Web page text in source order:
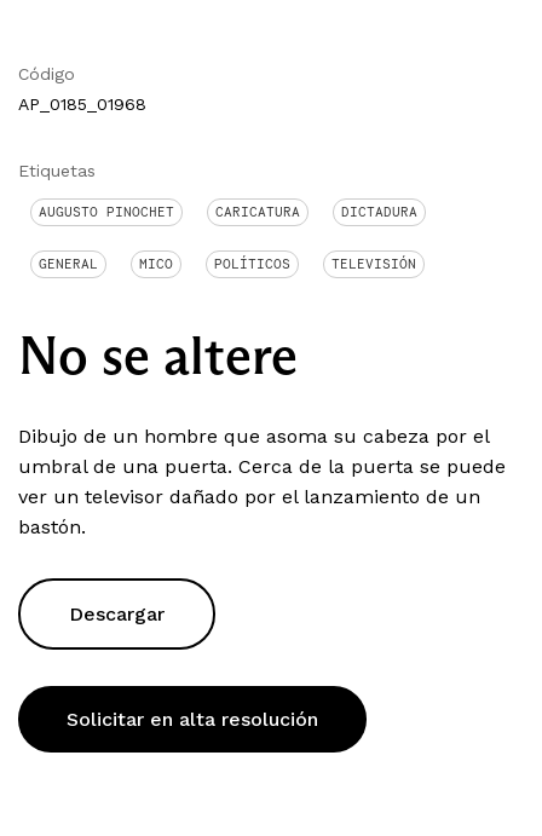
Código
AP_0185_01968
Etiquetas
AUGUSTO PINOCHET CARICATURA DICTADURA
GENERAL MICO POLÍTICOS TELEVISIÓN
No se altere
Dibujo de un hombre que asoma su cabeza por el
umbral de una puerta. Cerca de la puerta se puede
ver un televisor dañado por el lanzamiento de un
bastón.
Descargar
Solicitar en alta resolución